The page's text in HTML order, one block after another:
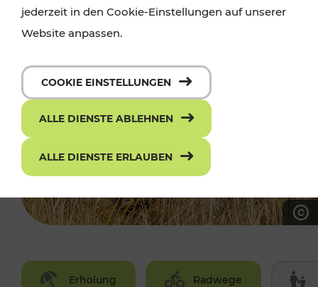
Erholung Radwege
jederzeit in den Cookie-Einstellungen auf unserer
Website anpassen.
COOKIE EINSTELLUNGEN
ALLE DIENSTE ABLEHNEN
ALLE DIENSTE ERLAUBEN